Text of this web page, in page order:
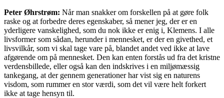
Peter Øhrstrøm: Når man snakker om forskellen på at gøre folk
raske og at forbedre deres egenskaber, så mener jeg, der er en
yderligere vanskelighed, som du nok ikke er enig i, Klemens. I alle
livsformer som sådan, herunder i mennesket, er der en givethed, et
livsvilkår, som vi skal tage vare på, blandet andet ved ikke at lave
afgørende om på mennesket. Den kan enten forstås ud fra det kristne
verdensbillede, eller også kan den indskrives i en miljømæssig
tankegang, at der gennem generationer har vist sig en naturens
visdom, som rummer en stor værdi, som det vil være helt forkert
ikke at tage hensyn til.